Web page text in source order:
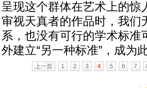
呈现这个群体在艺术上的惊
审视天真者的作品时，我们
系，也没有可行的学术标
外建立“另一种标准”，成为
上一页 1 2 3 4 5 6 7